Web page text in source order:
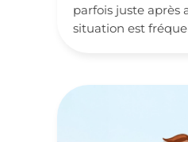
parfois juste après
situation est